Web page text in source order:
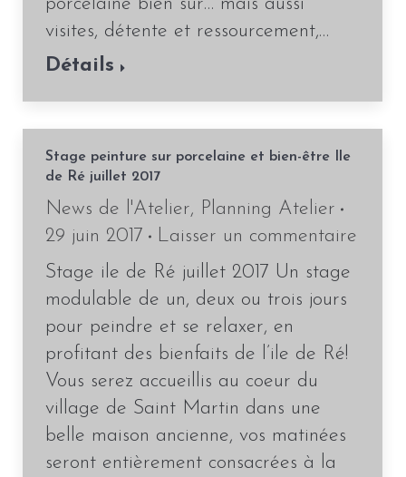
visites, détente et ressourcement,…
Détails
Stage peinture sur porcelaine et bien-être Ile
de Ré juillet 2017
News de l'Atelier, Planning Atelier
29 juin 2017
Laisser un commentaire
Stage ile de Ré juillet 2017 Un stage
modulable de un, deux ou trois jours
pour peindre et se relaxer, en
profitant des bienfaits de l’ile de Ré!
Vous serez accueillis au coeur du
village de Saint Martin dans une
belle maison ancienne, vos matinées
seront entièrement consacrées à la